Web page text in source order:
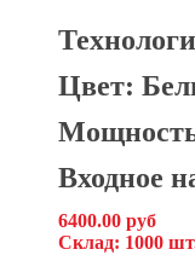
Цвет:
Входное
6400.00 руб
Склад: 1000